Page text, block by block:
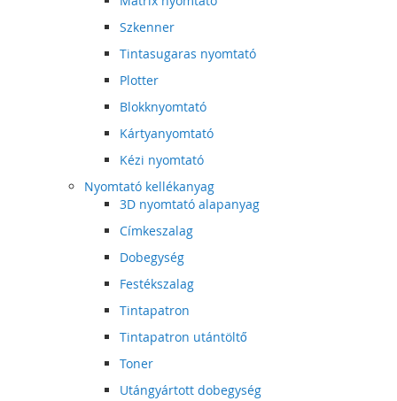
Szkenner
Tintasugaras nyomtató
Plotter
Blokknyomtató
Kártyanyomtató
Kézi nyomtató
Nyomtató kellékanyag
3D nyomtató alapanyag
Címkeszalag
Dobegység
Festékszalag
Tintapatron
Tintapatron utántöltő
Toner
Utángyártott dobegység